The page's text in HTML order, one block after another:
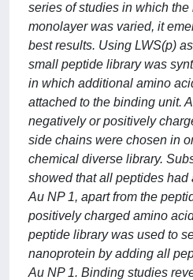
series of studies in which the
monolayer was varied, it
best results. Using LWS(p)
small peptide library was
in which additional amino
attached to the binding unit.
negatively or positively
side chains were chosen in
chemical diverse library.
showed that all peptides had
Au NP 1, apart from the
positively charged amino
peptide library was used to
nanoprotein by adding all
Au NP 1. Binding studies